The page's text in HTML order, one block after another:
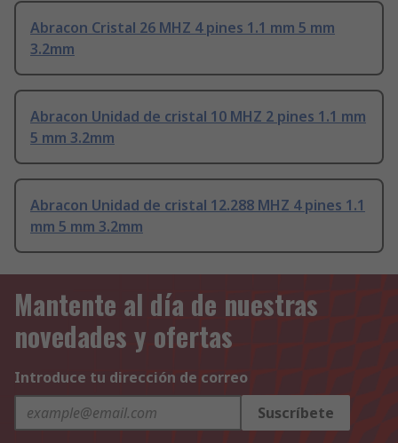
Abracon Cristal 26 MHZ 4 pines 1.1 mm 5 mm
3.2mm
Abracon Unidad de cristal 10 MHZ 2 pines 1.1 mm
5 mm 3.2mm
Abracon Unidad de cristal 12.288 MHZ 4 pines 1.1
mm 5 mm 3.2mm
Mantente al día de nuestras
novedades y ofertas
Introduce tu dirección de correo
Suscríbete